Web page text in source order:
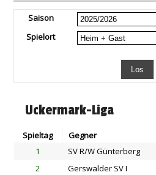
Saison
Spielort
Uckermark-Liga
Spieltag Gegner
1
SV R/W Günterberg
2
Gerswalder SV I